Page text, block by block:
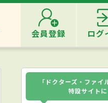
会員登録 ログ
「ドクターズ・ファ
特設サイト